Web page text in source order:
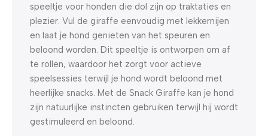
speeltje voor honden die dol zijn op traktaties en
plezier. Vul de giraffe eenvoudig met lekkernijen
en laat je hond genieten van het speuren en
beloond worden. Dit speeltje is ontworpen om af
te rollen, waardoor het zorgt voor actieve
speelsessies terwijl je hond wordt beloond met
heerlijke snacks. Met de Snack Giraffe kan je hond
zijn natuurlijke instincten gebruiken terwijl hij wordt
gestimuleerd en beloond.